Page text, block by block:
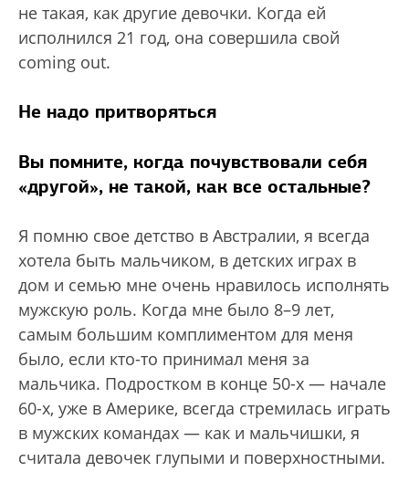
не такая, как другие девочки. Когда ей
исполнился 21 год, она совершила свой
coming out.
Не надо притворяться
Вы помните, когда почувствовали себя
«другой», не такой, как все остальные?
Я помню свое детство в Австралии, я всегда
хотела быть мальчиком, в детских играх в
дом и семью мне очень нравилось исполнять
мужскую роль. Когда мне было 8–9 лет,
самым большим комплиментом для меня
было, если кто-то принимал меня за
мальчика. Подростком в конце 50-х — начале
60-х, уже в Америке, всегда стремилась играть
в мужских командах — как и мальчишки, я
считала девочек глупыми и поверхностными.